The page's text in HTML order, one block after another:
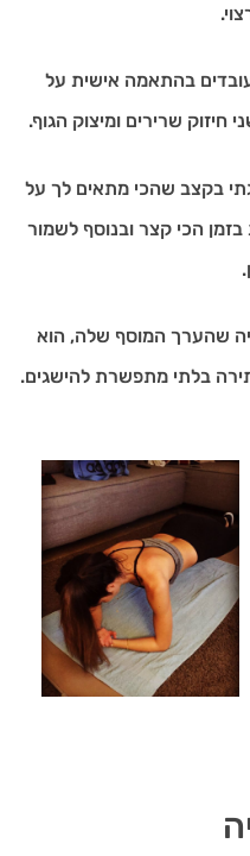
עובדים בהתאמה אישית על
חיזוק שרירים ומיצוק הגוף.
בקצב שהכי מתאים לך על
הכי קצר ובנוסף לשמור
שהערך המוסף שלה, הוא
בלתי מתפשרת להישגים.